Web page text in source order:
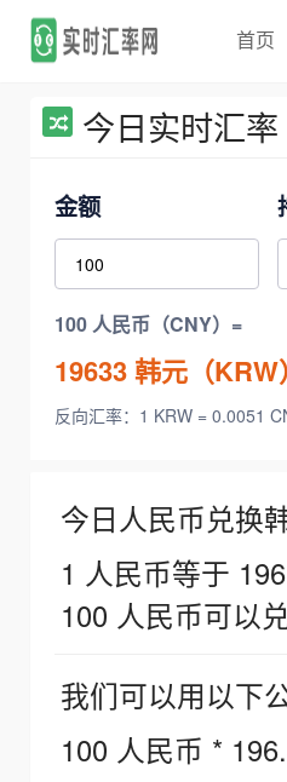
首页
今日实时汇率
金额
100 人民币（CNY）=
19633韩元（KRW）
反向汇率：1 KRW = 0.0051
今日人民币兑换
1 人民币等于
100 人民币可以
我们可以用以下
100 人民币 *